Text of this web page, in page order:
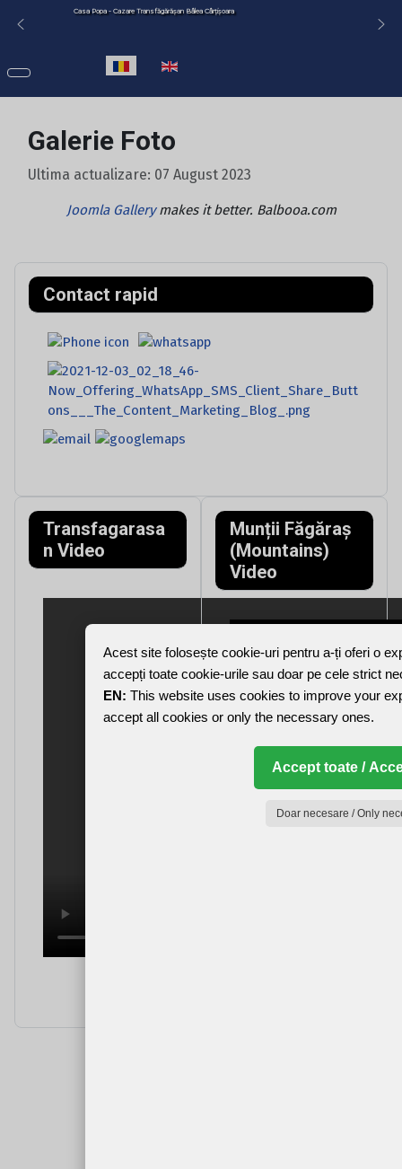
Casa Popa - Cazare Transfăgărășan Bâlea Cârțișoara
Selectați limba dvs
Galerie Foto
Ultima actualizare: 07 August 2023
Joomla Gallerymakes it better. Balbooa.com
Contact rapid
Transfagarasa
n Video
Munții Făgăraș
(Mountains)
Video
Acest site folosește cookie-uri pentru a-ți oferi o
accepți toate cookie-urile sau doar pe cele strict
EN: This website uses cookies to improve your
accept all cookies or only the necessary ones.
Accept toate /
Doar necesare / Only